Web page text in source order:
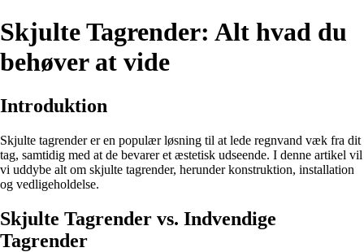
Skjulte Tagrender: Alt hvad du
behøver at vide
Introduktion
Skjulte tagrender er en populær løsning til at lede regnvand væk fra dit
tag, samtidig med at de bevarer et æstetisk udseende. I denne artikel vil
vi uddybe alt om skjulte tagrender, herunder konstruktion, installation
og vedligeholdelse.
Skjulte Tagrender vs. Indvendige
Tagrender